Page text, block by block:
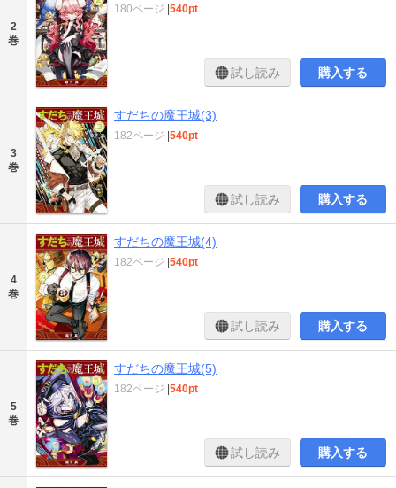
2
巻
180ページ 540pt
試し読み 購入する
3
巻
すだちの魔王城(3)
182ページ 540pt
試し読み 購入する
4
巻
すだちの魔王城(4)
182ページ 540pt
試し読み 購入する
5
巻
すだちの魔王城(5)
182ページ 540pt
試し読み 購入する